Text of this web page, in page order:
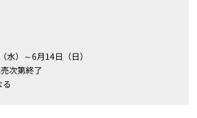
水）～6月14日（日）
次第終了
る